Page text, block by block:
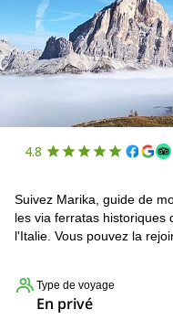
4.8
Suivez Marika, guide de
les via ferratas historiques
l'Italie. Vous pouvez la
Type de voyage
En privé